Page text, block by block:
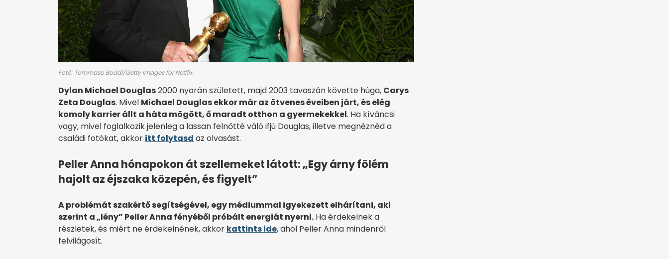
Fotó: Tommaso Boddi/Getty Images for Netflix
Dylan Michael Douglas2000 nyarán született, majd 2003 tavaszán követte húga, Carys
Zeta Douglas. Mivel Michael Douglas ekkor már az ötvenes éveiben járt, és elég
komoly karrier állt a háta mögött, ő maradt otthon a gyermekekkel. Ha kíváncsi
vagy, mivel foglalkozik jelenleg a lassan felnőtté váló ifjú Douglas, illetve megnéznéd a
családi fotókat, akkor itt folytasd az olvasást.
Peller Anna hónapokon át szellemeket látott: „Egy árny fölém
hajolt az éjszaka közepén, és figyelt”
A problémát szakértő segítségével, egy médiummal igyekezett elhárítani, aki
szerint a „lény” Peller Anna fényéből próbált energiát nyerni. Ha érdekelnek a
részletek, és miért ne érdekelnének, akkor kattints ide, ahol Peller Anna mindenről
felvilágosít.